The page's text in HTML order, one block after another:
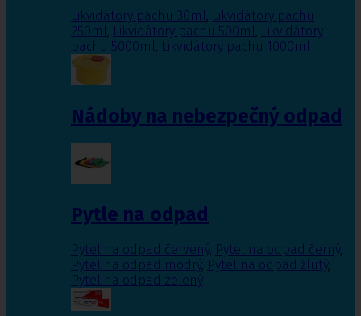
Likvidátory pachu 30ml, Likvidátory pachu
250ml, Likvidátory pachu 500ml, Likvidátory
pachu 5000ml, Likvidátory pachu 1000ml
Nádoby na nebezpečný odpad
Pytle na odpad
Pytel na odpad červený, Pytel na odpad černý,
Pytel na odpad modrý, Pytel na odpad žlutý,
Pytel na odpad zelený